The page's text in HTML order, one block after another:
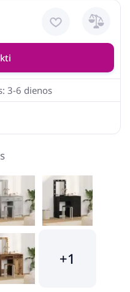
3-6 dienos
+1